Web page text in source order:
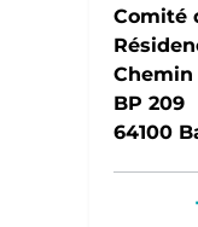
Comité
BP 209
64100